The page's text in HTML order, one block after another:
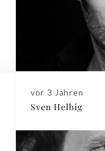
vor 3 Jahren
Sven Helbig